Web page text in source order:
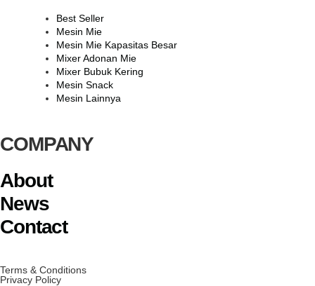
Best Seller
Mesin Mie
Mesin Mie Kapasitas Besar
Mixer Adonan Mie
Mixer Bubuk Kering
Mesin Snack
Mesin Lainnya
COMPANY
About
News
Contact
Terms & Conditions
Privacy Policy